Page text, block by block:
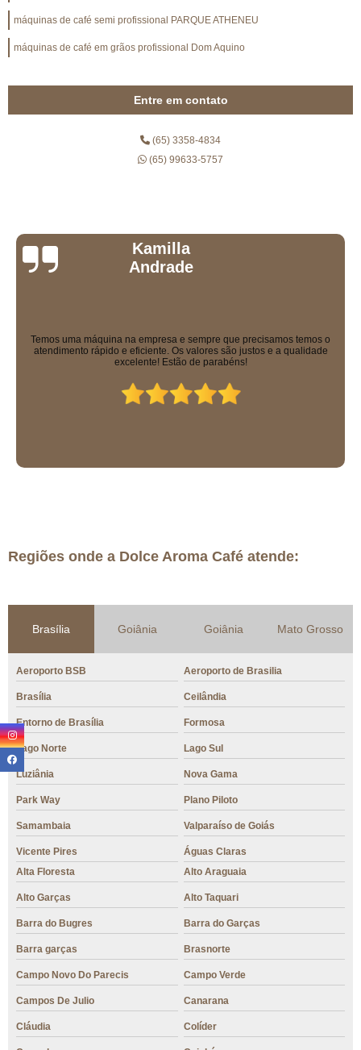
máquinas de café semi profissional PARQUE ATHENEU
máquinas de café em grãos profissional Dom Aquino
Entre em contato
(65) 3358-4834
(65) 99633-5757
Daniel Milano
Equipe excelente, todos muito educados. Máquinas sensacionais e os
solúveis que eles vendem são uma delícia!
Regiões onde a Dolce Aroma Café atende:
Brasília Goiânia Goiânia Mato Grosso
Aeroporto BSB Aeroporto de Brasilia
Brasília Ceilândia
Entorno de Brasília Formosa
Lago Norte Lago Sul
Luziânia Nova Gama
Park Way Plano Piloto
Samambaia Valparaíso de Goiás
Vicente Pires
Águas Claras
Alta Floresta
Alto Araguaia
Alto Garças Alto Taquari
Barra do Bugres Barra do Garças
Barra garças Brasnorte
Campo Novo Do Parecis Campo Verde
Campos De Julio Canarana
Cláudia Colíder